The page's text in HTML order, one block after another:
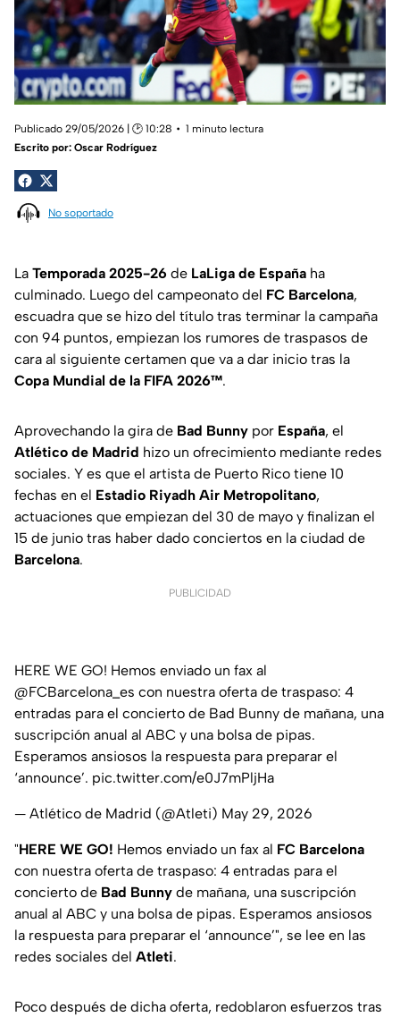
Publicado 29/05/2026 | 🕑 10:28
1 minuto lectura
Escrito por: Oscar Rodríguez
No soportado
La Temporada 2025-26 de LaLiga de España ha
culminado. Luego del campeonato del FC Barcelona,
escuadra que se hizo del título tras terminar la campaña
con 94 puntos, empiezan los rumores de traspasos de
cara al siguiente certamen que va a dar inicio tras la
Copa Mundial de la FIFA 2026™.
Aprovechando la gira de Bad Bunny por España, el
Atlético de Madrid hizo un ofrecimiento mediante redes
sociales. Y es que el artista de Puerto Rico tiene 10
fechas en el Estadio Riyadh Air Metropolitano,
actuaciones que empiezan del 30 de mayo y finalizan el
15 de junio tras haber dado conciertos en la ciudad de
Barcelona.
PUBLICIDAD
HERE WE GO! Hemos enviado un fax al
@FCBarcelona_es con nuestra oferta de traspaso: 4
entradas para el concierto de Bad Bunny de mañana, una
suscripción anual al ABC y una bolsa de pipas.
Esperamos ansiosos la respuesta para preparar el
‘announce’. pic.twitter.com/e0J7mPljHa
— Atlético de Madrid (@Atleti) May 29, 2026
"HERE WE GO! Hemos enviado un fax al FC Barcelona
con nuestra oferta de traspaso: 4 entradas para el
concierto de Bad Bunny de mañana, una suscripción
anual al ABC y una bolsa de pipas. Esperamos ansiosos
la respuesta para preparar el ‘announce’", se lee en las
redes sociales del Atleti.
Poco después de dicha oferta, redoblaron esfuerzos tras